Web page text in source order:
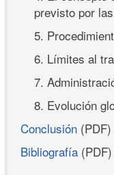
previsto por
5.
6. Límites al
7.
8. Evolución
Conclusión (PDF)
Bibliografía (PDF)